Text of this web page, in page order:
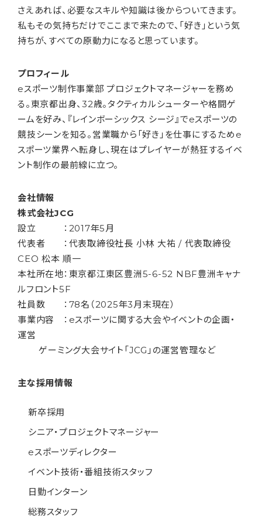
さえあれば、必要なスキルや知識は後からついてきます。
私もその気持ちだけでここまで来たので、「好き」という気
持ちが、すべての原動力になると思っています。
プロフィール
eスポーツ制作事業部 プロジェクトマネージャーを務め
る。東京都出身、32歳。タクティカルシューターや格闘ゲ
ームを好み、『レインボーシックス シージ』でeスポーツの
競技シーンを知る。営業職から「好き」を仕事にするためe
スポーツ業界へ転身し、現在はプレイヤーが熱狂するイベ
ント制作の最前線に立つ。
会社情報
株式会社JCG
設立 ：2017年5月
代表者 ：代表取締役社長 小林 大祐 / 代表取締役
CEO 松本 順一
本社所在地：東京都江東区豊洲5-6-52 NBF豊洲キャナ
ルフロント5F
社員数 ：78名（2025年3月末現在）
事業内容 ：eスポーツに関する大会やイベントの企画・
運営
ゲーミング大会サイト「JCG」の運営管理など
主な採用情報
新卒採用
シニア・プロジェクトマネージャー
eスポーツディレクター
イベント技術・番組技術スタッフ
日勤インターン
総務スタッフ